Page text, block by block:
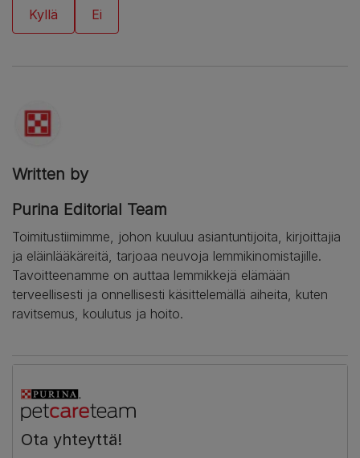
Written by
Purina Editorial Team
Toimitustiimimme, johon kuuluu asiantuntijoita, kirjoittajia
ja eläinlääkäreitä, tarjoaa neuvoja lemmikinomistajille.
Tavoitteenamme on auttaa lemmikkejä elämään
terveellisesti ja onnellisesti käsittelemällä aiheita, kuten
ravitsemus, koulutus ja hoito.
Ota yhteyttä!